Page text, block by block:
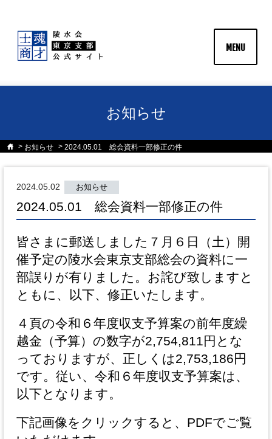
MENU
お知らせ
お知らせ 2024.05.01 総会資料一部修正の件
2024.05.02 お知らせ
2024.05.01 総会資料一部修正の件
皆さまに郵送しました７月６日（土）開
催予定の陵水会東京支部総会の資料に一
部誤りが有りました。お詫び致しますと
ともに、以下、修正いたします。
４頁の令和６年度収支予算案の前年度繰
越金（予算）の数字が2,754,811円とな
っておりますが、正しくは2,753,186円
です。従い、令和６年度収支予算案は、
以下となります。
下記画像をクリックすると、PDFでご覧